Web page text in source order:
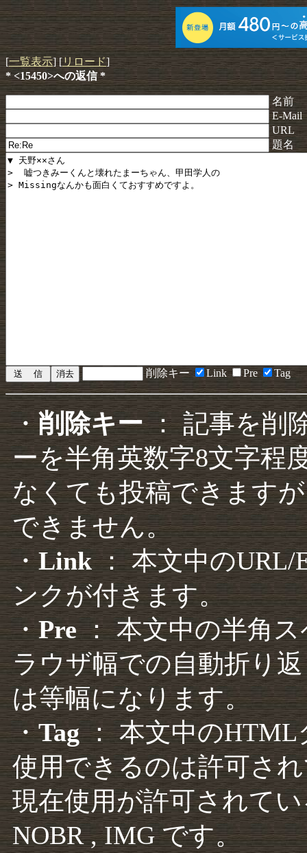
[一覧表示] [リロード]
* <15450>への返信 *
名前
E-Mail
URL
題名
削除キー Link Pre Tag
・削除キー： 記事を削
ーを半角英数字8文字程
なくても投稿できます
できません。
・Link： 本文中のURL/
ンクが付きます。
・Pre： 本文中の半角
ラウザ幅での自動折り
は等幅になります。
・Tag： 本文中のHTML
使用できるのは許可さ
現在使用が許可されて
NOBR , IMG です。